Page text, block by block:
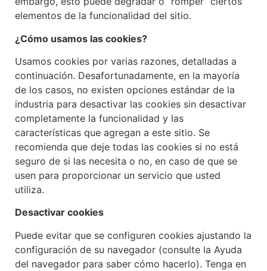
elementos de la funcionalidad del sitio.
¿Cómo usamos las cookies?
Usamos cookies por varias razones, detalladas a
continuación. Desafortunadamente, en la mayoría
de los casos, no existen opciones estándar de la
industria para desactivar las cookies sin desactivar
completamente la funcionalidad y las
características que agregan a este sitio. Se
recomienda que deje todas las cookies si no está
seguro de si las necesita o no, en caso de que se
usen para proporcionar un servicio que usted
utiliza.
Desactivar cookies
Puede evitar que se configuren cookies ajustando la
configuración de su navegador (consulte la Ayuda
del navegador para saber cómo hacerlo). Tenga en